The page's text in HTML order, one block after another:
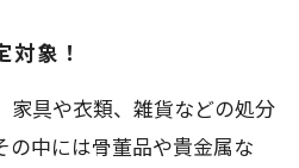
対象！
家具や衣類、雑貨などの処分
の中には骨董品や貴金属な